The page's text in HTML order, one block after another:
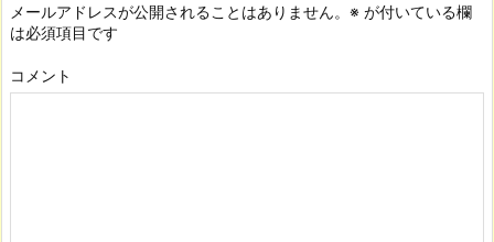
メールアドレスが公開されることはありません。 ※ が付いている欄
は必須項目です
コメント